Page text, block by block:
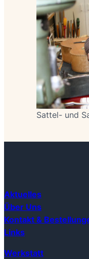
Sattel- und
Aktuelles
Über Uns
Kontakt &
Links
Werkstatt